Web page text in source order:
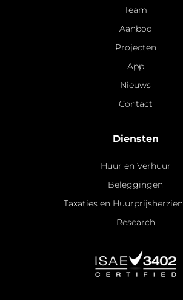
Team
Aanbod
Projecten
App
Nieuws
Contact
Diensten
Huur en Verhuur
Beleggingen
Taxaties en
Research